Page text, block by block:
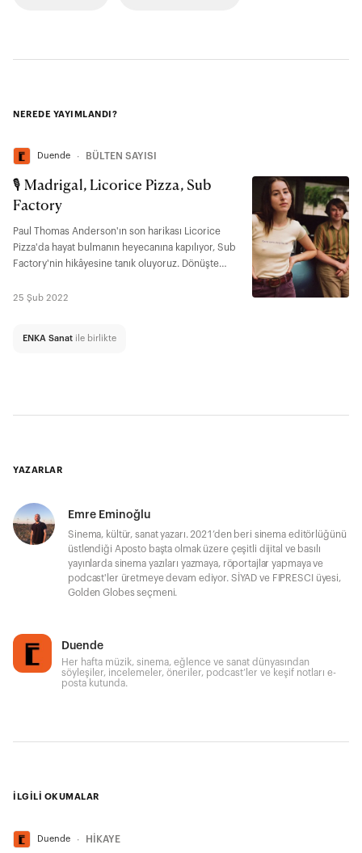
NEREDE YAYIMLANDI?
Duende ∙ BÜLTEN SAYISI
🎙️ Madrigal, Licorice Pizza, Sub
Factory
Paul Thomas Anderson'ın son harikası Licorice
Pizza'da hayat bulmanın heyecanına kapılıyor, Sub
Factory'nin hikâyesine tanık oluyoruz. Dönüşte
25 Şub 2022
ENKA Sanat ile birlikte
YAZARLAR
Emre Eminoğlu
Sinema, kültür, sanat yazarı. 2021’den beri sinema editörlüğünü
üstlendiği Aposto başta olmak üzere çeşitli dijital ve basılı
yayınlarda sinema yazıları yazmaya, röportajlar yapmaya ve
podcast'ler üretmeye devam ediyor. SİYAD ve FIPRESCI üyesi,
Golden Globes seçmeni.
Duende
Her hafta müzik, sinema, eğlence ve sanat dünyasından
söyleşiler, incelemeler, öneriler, podcast’ler ve keşif notları e-
posta kutunda.
İLGİLİ OKUMALAR
Duende ∙ HİKAYE